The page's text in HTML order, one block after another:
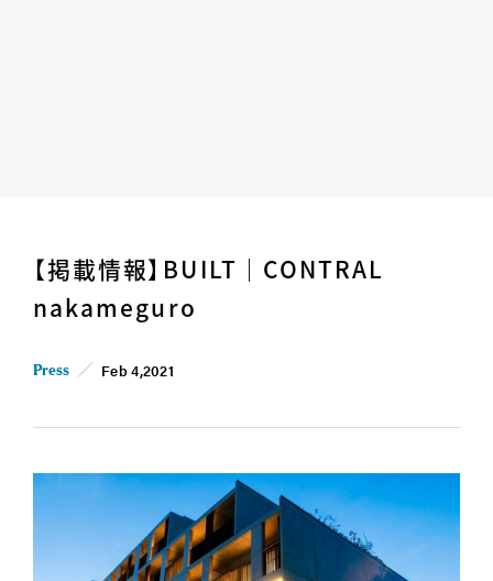
【掲載情報】BUILT｜CONTRAL
nakameguro
Press Feb 4,2021
Business
For Owner
Works
Cases
Company
SDGs
IR
Contact